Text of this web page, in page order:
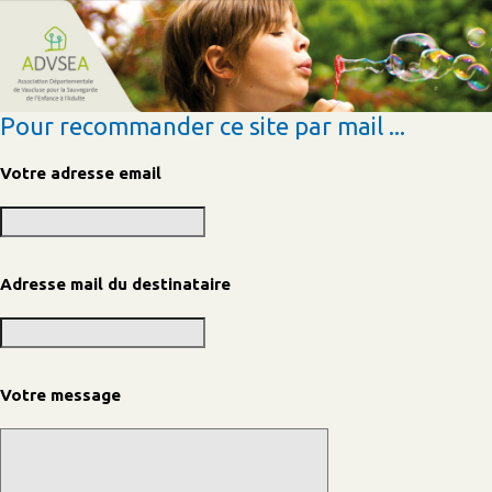
Pour recommander ce site par mail ...
Votre adresse email
Adresse mail du destinataire
Votre message